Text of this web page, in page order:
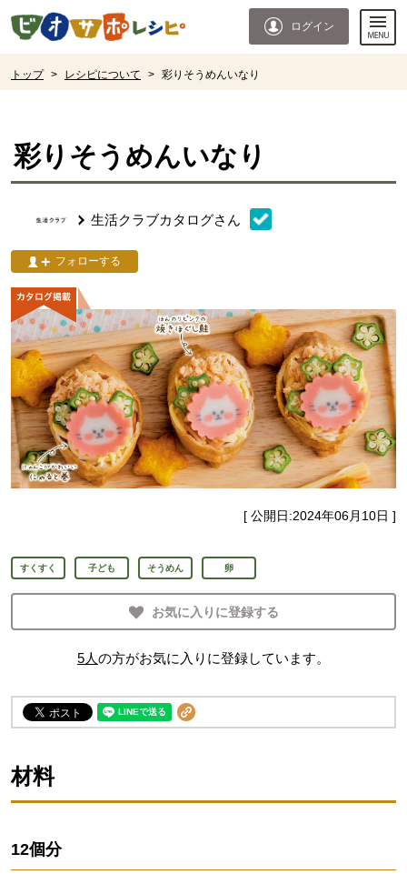
ページの先頭です。
ログイン
トップ > レシピについて > 彩りそうめんいなり
彩りそうめんいなり
生活クラブカタログさん
フォローする
[ 公開日:2024年06月10日 ]
すくすく 子ども そうめん 卵
お気に入りに登録する
5人の方がお気に入りに登録しています。
材料
12個分